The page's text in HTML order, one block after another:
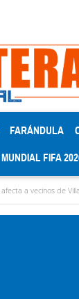
FARÁNDULA
FIFA
Villa Milenio en El